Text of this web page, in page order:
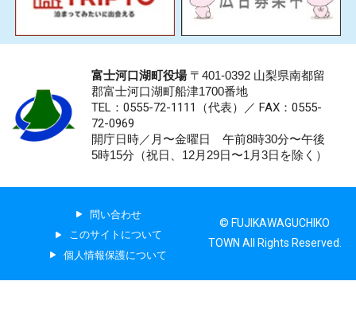
富士河口湖町役場〒401-0392 山梨県南都留
郡富士河口湖町船津1700番地
TEL：0555-72-1111 （代表）／ FAX：0555-
72-0969
開庁日時／月〜金曜日 午前8時30分〜午後
5時15分（祝日、12月29日〜1月3日を除く）
問い合わせ
このサイトについて
個人情報保護について
© FUJIKAWAGUCHIKO
TOWN All Rights Reserved.